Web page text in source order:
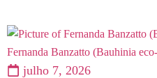
Fernanda Banzatto (Bauhinia
julho 7, 2026